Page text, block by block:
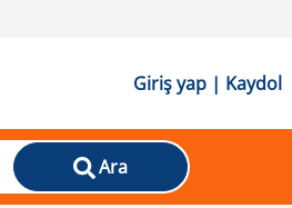
Giriş yap | Kaydol
Ara